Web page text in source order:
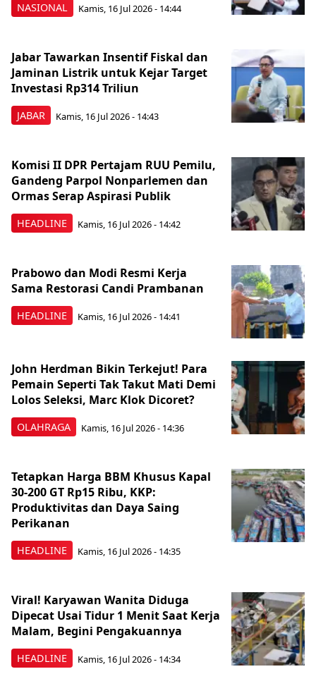
NASIONAL Kamis, 16 Jul 2026 - 14:44
JABAR
Jabar Tawarkan Insentif Fiskal dan
Jaminan Listrik untuk Kejar Target
Investasi Rp314 Triliun
Kamis, 16 Jul 2026 - 14:43
HEADLINE
Komisi II DPR Pertajam RUU Pemilu,
Gandeng Parpol Nonparlemen dan
Ormas Serap Aspirasi Publik
Kamis, 16 Jul 2026 - 14:42
HEADLINE
Prabowo dan Modi Resmi Kerja
Sama Restorasi Candi Prambanan
Kamis, 16 Jul 2026 - 14:41
OLAHRAGA
John Herdman Bikin Terkejut! Para
Pemain Seperti Tak Takut Mati Demi
Lolos Seleksi, Marc Klok Dicoret?
Kamis, 16 Jul 2026 - 14:36
HEADLINE
Tetapkan Harga BBM Khusus Kapal
30-200 GT Rp15 Ribu, KKP:
Produktivitas dan Daya Saing
Perikanan
Kamis, 16 Jul 2026 - 14:35
HEADLINE
Viral! Karyawan Wanita Diduga
Dipecat Usai Tidur 1 Menit Saat Kerja
Malam, Begini Pengakuannya
Kamis, 16 Jul 2026 - 14:34